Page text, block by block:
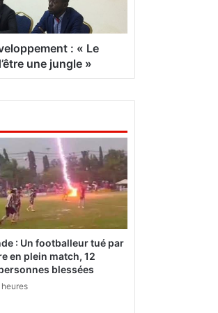
: « Le
une jungle »
: Un footballeur tué par
en plein match, 12
blessées